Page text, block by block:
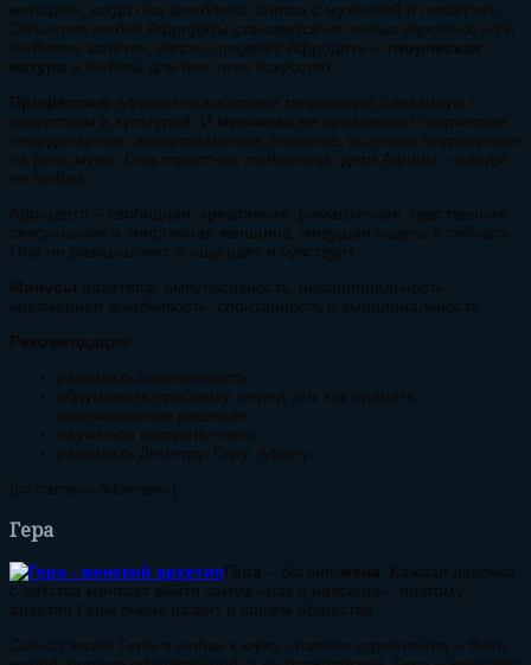
женщине, когда она влюблена, близка с мужчиной и любит его.
Объектом любви Афродиты становится не только мужчина, но и
любимое занятие, место, предмет. Афродита –
творческая
натура
и любовь для нее тоже искусство.
Профессию Афродиты выбирают творческую, связанную с
искусством и культурой. И
мужчины ее привлекают творческие,
неординарные, эмоциональные, сложные, но плохо подходящие
на роль мужа. Она страстная любовница, дети Афины – плоды
ее любви.
Афродита – свободная, креативная, романтичная, чувственная,
сексуальная и энергичная женщина, живущая «здесь и сейчас».
Она не размышляет, а ощущает и чувствует.
Минусы архетипа: импульсивность, нерациональность,
чрезмерная влюбчивость, спонтанность и эмоциональность.
Рекомендации
развивать сдержанность,
обдумывать проблему, перед тем как принять
окончательное решение,
научиться говорить «нет»,
развивать Деметру, Геру, Афину.
[sc name=»Adsense»]
Гера
Гера – богиня- жена
. Каждая девочка
с детства мечтает выйти замуж «раз и навсегда», поэтому
архетип Геры очень развит в нашем обществе.
Смысл жизни Геры в любви к мужу, главное стремление – быть